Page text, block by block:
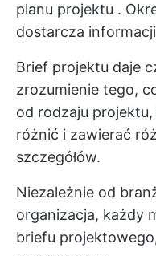
planu projektu .
dostarcza
Brief projektu daje
zrozumienie tego,
od rodzaju
różnić i zawierać
szczegółów.
Niezależnie od
organizacja, każdy
briefu